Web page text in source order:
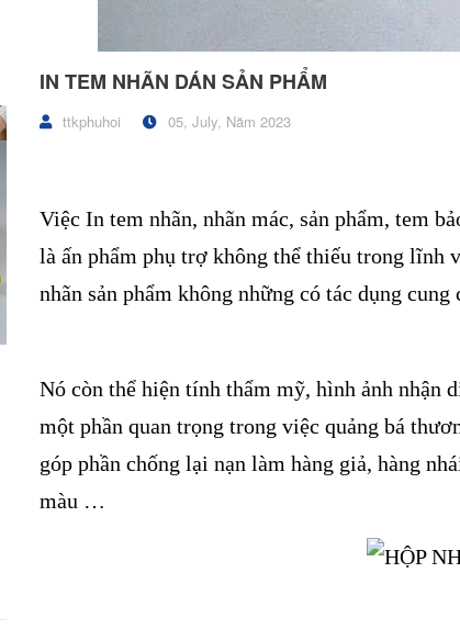
IN TEM NHÃN DÁN SẢN PHẨM
ttkphuhoi 05, July, Năm 2023
Việc In tem nhãn, nhãn mác, sản phẩm, tem
là ấn phẩm phụ trợ không thể thiếu trong lĩnh
nhãn sản phẩm không những có tác dụng
Nó còn thể hiện tính thẩm mỹ, hình ảnh nhận
một phần quan trọng trong việc quảng bá
góp phần chống lại nạn làm hàng giả, hàng
màu …